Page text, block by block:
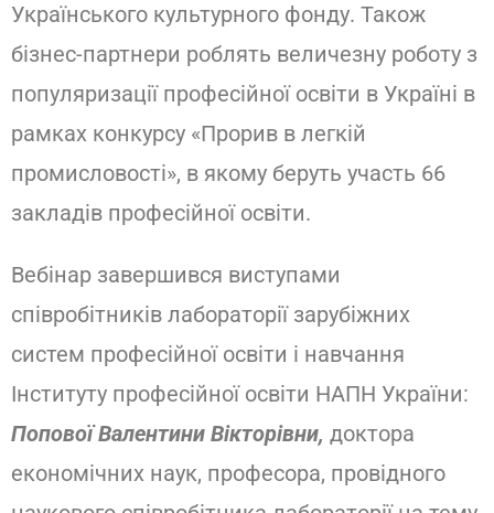
Українського культурного фонду. Також
бізнес-партнери роблять величезну роботу з
популяризації професійної освіти в Україні в
рамках конкурсу «Прорив в легкій
промисловості», в якому беруть участь 66
закладів професійної освіти.
Вебінар завершився виступами
співробітників лабораторії зарубіжних
систем професійної освіти і навчання
Інституту професійної освіти НАПН України:
Попової Валентини Вікторівни, доктора
економічних наук, професора, провідного